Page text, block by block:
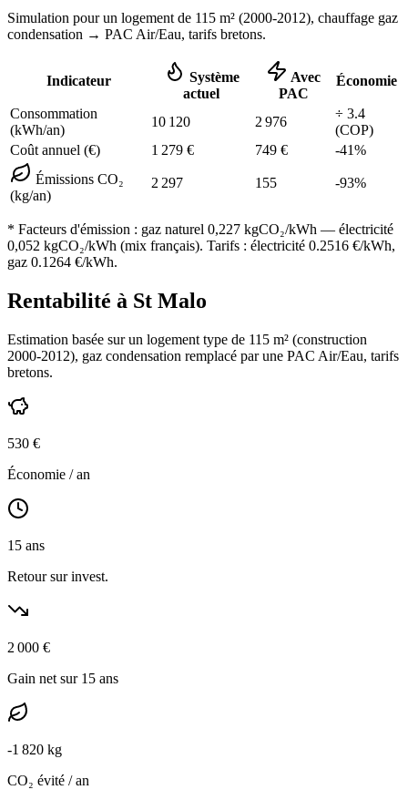
Simulation pour un logement de 115 m² (2000-2012), chauffage gaz
condensation → PAC Air/Eau, tarifs bretons.
Indicateur
Système
actuel
Avec
PAC
Économie
Consommation
(kWh/an)
10 120 2 976
÷ 3.4
(COP)
Coût annuel (€)
1 279 € 749 € -41%
Émissions CO₂
(kg/an)
2 297 155 -93%
* Facteurs d'émission : gaz naturel 0,227 kgCO₂/kWh — électricité
0,052 kgCO₂/kWh (mix français). Tarifs : électricité 0.2516 €/kWh,
gaz 0.1264 €/kWh.
Rentabilité à St Malo
Estimation basée sur un logement type de 115 m² (construction
2000-2012), gaz condensation remplacé par une PAC Air/Eau, tarifs
bretons.
530 €
Économie / an
15 ans
Retour sur invest.
2 000 €
Gain net sur 15 ans
-1 820 kg
CO₂ évité / an